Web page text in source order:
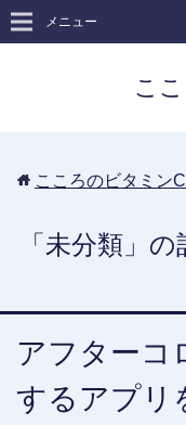
こ
メニュー
こころのビタミンC
「未分類」
アフターコ
するアプリ